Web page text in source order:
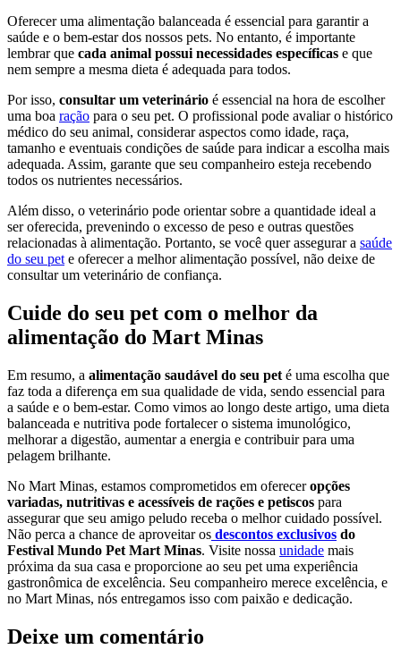
Oferecer uma alimentação balanceada é essencial para garantir a
saúde e o bem-estar dos nossos pets. No entanto, é importante
lembrar que cada animal possui necessidades específicas e que
nem sempre a mesma dieta é adequada para todos.
Por isso, consultar um veterinário é essencial na hora de escolher
uma boa ração para o seu pet. O profissional pode avaliar o histórico
médico do seu animal, considerar aspectos como idade, raça,
tamanho e eventuais condições de saúde para indicar a escolha mais
adequada. Assim, garante que seu companheiro esteja recebendo
todos os nutrientes necessários.
Além disso, o veterinário pode orientar sobre a quantidade ideal a
ser oferecida, prevenindo o excesso de peso e outras questões
relacionadas à alimentação. Portanto, se você quer assegurar a saúde
do seu pete oferecer a melhor alimentação possível, não deixe de
consultar um veterinário de confiança.
Cuide do seu pet com o melhor da
alimentação do Mart Minas
Em resumo, a alimentação saudável do seu pet é uma escolha que
faz toda a diferença em sua qualidade de vida, sendo essencial para
a saúde e o bem-estar. Como vimos ao longo deste artigo, uma dieta
balanceada e nutritiva pode fortalecer o sistema imunológico,
melhorar a digestão, aumentar a energia e contribuir para uma
pelagem brilhante.
No Mart Minas, estamos comprometidos em ofereceropções
variadas, nutritivas e acessíveis de rações e petiscos para
assegurar que seu amigo peludo receba o melhor cuidado possível.
Não perca a chance de aproveitar os descontos exclusivos do
Festival Mundo Pet Mart Minas. Visite nossa unidade mais
próxima da sua casa e proporcione ao seu pet uma experiência
gastronômica de excelência. Seu companheiro merece excelência, e
no Mart Minas, nós entregamos isso com paixão e dedicação.
Deixe um comentário